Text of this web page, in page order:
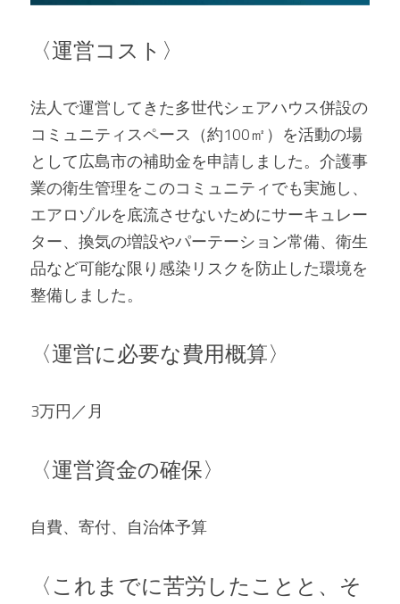
〈運営コスト〉
法人で運営してきた多世代シェアハウス併設の
コミュニティスペース（約100㎡）を活動の場
として広島市の補助金を申請しました。介護事
業の衛生管理をこのコミュニティでも実施し、
エアロゾルを底流させないためにサーキュレー
ター、換気の増設やパーテーション常備、衛生
品など可能な限り感染リスクを防止した環境を
整備しました。
〈運営に必要な費用概算〉
3万円／月
〈運営資金の確保〉
自費、寄付、自治体予算
〈これまでに苦労したことと、そ